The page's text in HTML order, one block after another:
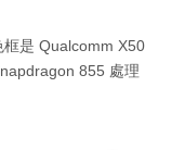
框是 Qualcomm X50
855 處理